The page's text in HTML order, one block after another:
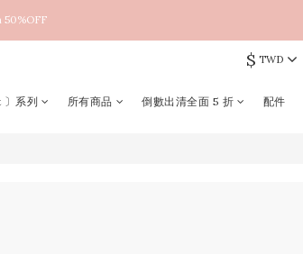
Lucent
50%OFF
$ TWD
系列 所有商品 倒數出清全面 5 折 配件